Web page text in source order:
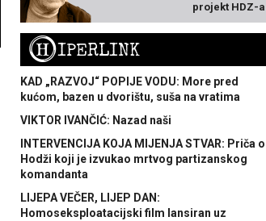
projekt HDZ-a
HIPERLINK
KAD „RAZVOJ“ POPIJE VODU: More pred
kućom, bazen u dvorištu, suša na vratima
VIKTOR IVANČIĆ: Nazad naši
INTERVENCIJA KOJA MIJENJA STVAR: Priča o
Hodži koji je izvukao mrtvog partizanskog
komandanta
LIJEPA VEČER, LIJEP DAN:
Homoseksploatacijski film lansiran uz